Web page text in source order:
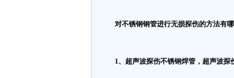
对不锈钢钢管进行无损探伤的方法有
1、超声波探伤不锈钢焊管，超声波探